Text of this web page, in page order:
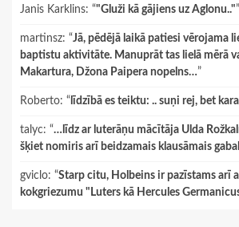
Janis Karklins: “"Gluži kā gājiens uz Aglonu.."”
martinsz: “Jā, pēdējā laikā patiesi vērojama
baptistu aktivitāte. Manuprāt tas lielā mērā
Makartura, Džona Paipera nopelns…”
Roberto: “ līdzībā es teiktu: .. suņi rej, bet
talyc: “…līdz ar luterāņu mācītāja Ulda
šķiet nomiris arī beidzamais klausāmais
gviclo: “Starp citu, Holbeins ir pazīstams arī
kokgriezumu "Luters kā Hercules